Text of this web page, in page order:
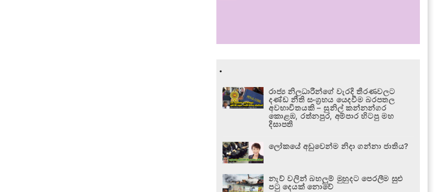
.
රාජ්‍ය නිලධාරීන්ගේ වැරදි තීරණවලට
දණ්ඩ නීති සංග්‍රහය යෙදවීම බරපතල
අවභාවිතයකි – සුනිල් කන්නන්ගර
කොළඹ, රත්නපුර, අම්පාර හිටපු මහ
දිසාපති
ලෝකයේ අඩුවෙන්ම නිදා ගන්නා ජාතිය?
නැව් වලින් බහලුම් මුහුදට පෙරලීම සුළු
පටු දෙයක් නොවේ